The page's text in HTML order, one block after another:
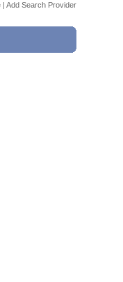
| Add Search Provider